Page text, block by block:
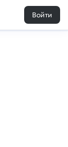
Войти
508 0